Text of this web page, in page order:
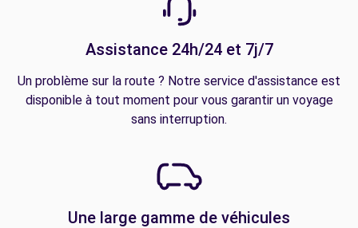
Assistance 24h/24 et 7j/7
Un problème sur la route ? Notre service d'assistance est
disponible à tout moment pour vous garantir un voyage
sans interruption.
Une large gamme de véhicules